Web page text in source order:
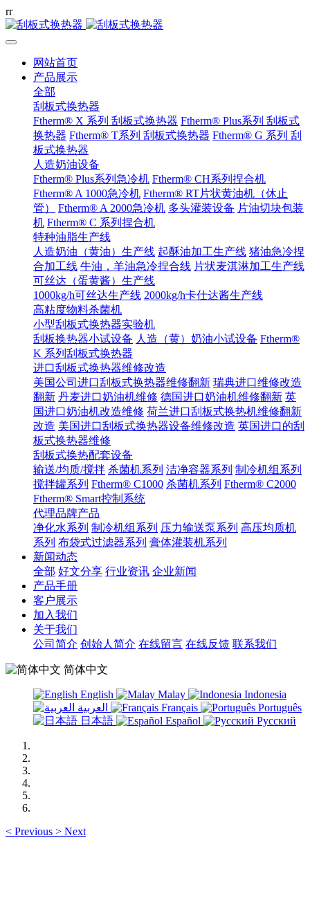
rr
网站首页
产品展示
全部
刮板式换热器
Ftherm® X 系列 刮板式换热器 Ftherm® Plus系列 刮板式
换热器 Ftherm® T系列 刮板式换热器 Ftherm® G 系列 刮
板式换热器
人造奶油设备
Ftherm® Plus系列急冷机 Ftherm® CH系列捏合机
Ftherm® A 1000急冷机 Ftherm® RT片状黄油机（休止
管）
Ftherm® A 2000急冷机 多头灌装设备 片油切块包装
机 Ftherm® C 系列捏合机
特种油脂生产线
人造奶油（黄油）生产线 起酥油加工生产线 猪油急冷捏
合加工线 牛油，羊油急冷捏合线 片状麦淇淋加工生产线
可丝达（蛋黄酱）生产线
1000kg/h可丝达生产线 2000kg/h卡仕达酱生产线
高粘度物料杀菌机
小型刮板式换热器实验机
刮板换热器小试设备 人造（黄）奶油小试设备 Ftherm®
K 系列刮板式换热器
进口刮板式换热器维修改造
美国公司进口刮板式换热器维修翻新 瑞典进口维修改造
翻新 丹麦进口奶油机维修 德国进口奶油机维修翻新 英
国进口奶油机改造维修 荷兰进口刮板式换热机维修翻新
改造 美国进口刮板式换热器设备维修改造 英国进口的刮
板式换热器维修
刮板式换热配套设备
输送/均质/搅拌 杀菌机系列 洁净容器系列 制冷机组系列
搅拌罐系列 Ftherm® C1000 杀菌机系列 Ftherm® C2000
Ftherm® Smart控制系统
代理品牌产品
净化水系列 制冷机组系列 压力输送泵系列 高压均质机
系列 布袋式过滤器系列 膏体灌装机系列
新闻动态
全部 好文分享 行业资讯 企业新闻
产品手册
客户展示
加入我们
关于我们
公司简介 创始人简介 在线留言 在线反馈 联系我们
简体中文
English Malay
Indonesia
Français
Português
日本語
Español Русский
< Previous > Next